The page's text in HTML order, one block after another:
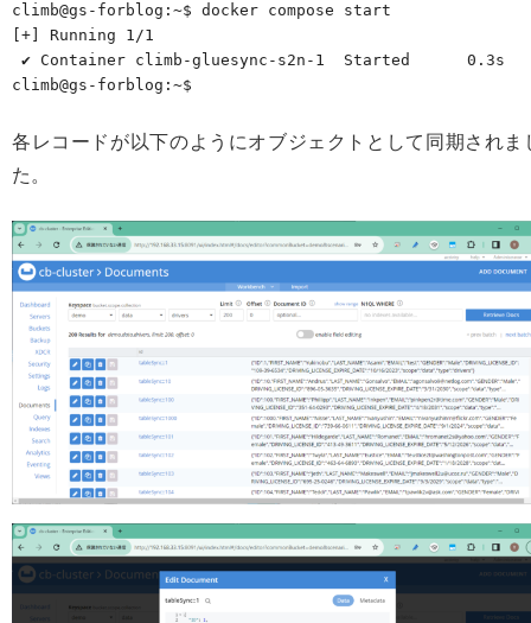
climb@gs-forblog:~$ docker compose start
[+] Running 1/1
各レコードが以下のようにオブジェクトとして同期されま
た。